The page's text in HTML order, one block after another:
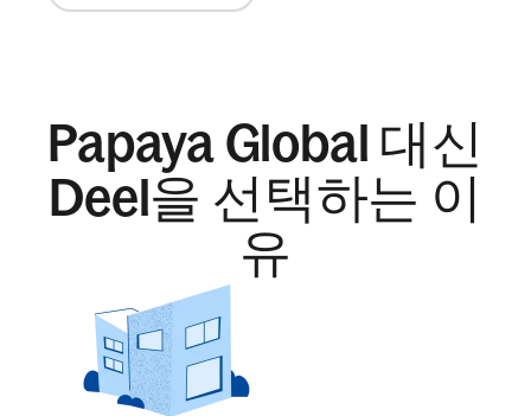
Papaya Global 대신
Deel을 선택하는 이
유